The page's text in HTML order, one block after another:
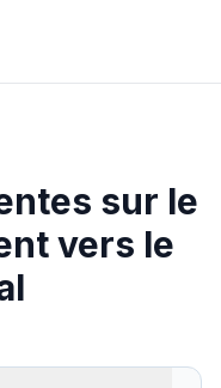
sur le
vers le